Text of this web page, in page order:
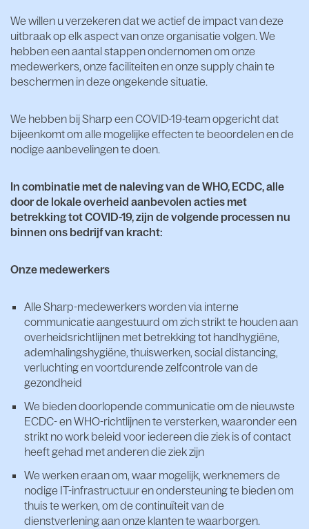
We willen u verzekeren dat we actief de impact van deze
uitbraak op elk aspect van onze organisatie volgen. We
hebben een aantal stappen ondernomen om onze
medewerkers, onze faciliteiten en onze supply chain te
beschermen in deze ongekende situatie.
We hebben bij Sharp een COVID-19-team opgericht dat
bijeenkomt om alle mogelijke effecten te beoordelen en de
nodige aanbevelingen te doen.
In combinatie met de naleving van de WHO, ECDC, alle
door de lokale overheid aanbevolen acties met
betrekking tot COVID-19, zijn de volgende processen nu
binnen ons bedrijf van kracht:
Onze medewerkers
Alle Sharp-medewerkers worden via interne
communicatie aangestuurd om zich strikt te houden aan
overheidsrichtlijnen met betrekking tot handhygiëne,
ademhalingshygiëne, thuiswerken, social distancing,
verluchting en voortdurende zelfcontrole van de
gezondheid
We bieden doorlopende communicatie om de nieuwste
ECDC- en WHO-richtlijnen te versterken, waaronder een
strikt no work beleid voor iedereen die ziek is of contact
heeft gehad met anderen die ziek zijn
We werken eraan om, waar mogelijk, werknemers de
nodige IT-infrastructuur en ondersteuning te bieden om
thuis te werken, om de continuïteit van de
dienstverlening aan onze klanten te waarborgen.